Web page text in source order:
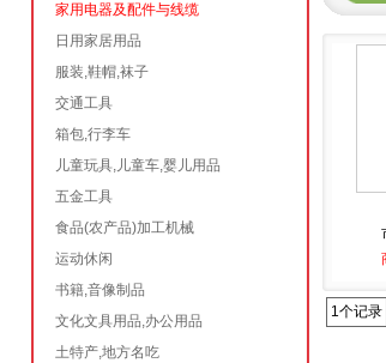
家用电器及配件与线缆
日用家居用品
服装,鞋帽,袜子
交通工具
箱包,行李车
儿童玩具,儿童车,婴儿用品
五金工具
食品(农产品)加工机械
运动休闲
书籍,音像制品
文化文具用品,办公用品
土特产,地方名吃
1个记录